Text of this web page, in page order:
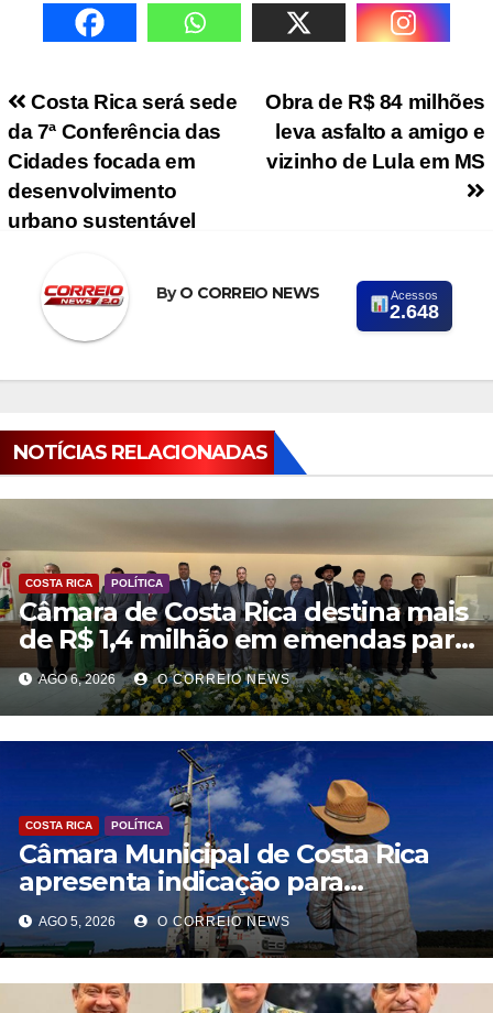
Navegação de PostObra de R$ 84 milhões
leva asfalto a amigo e
vizinho de Lula em MS
Costa Rica será sede
da 7ª Conferência das
Cidades focada em
desenvolvimento
urbano sustentável
ByO CORREIO NEWS Acessos
2.648
NOTÍCIAS RELACIONADAS
COSTA RICA POLÍTICA
Câmara de Costa Rica destina mais
de R$ 1,4 milhão em emendas para
investimentos em diversas áreas
AGO 6, 2026 O CORREIO NEWS
COSTA RICA POLÍTICA
Câmara Municipal de Costa Rica
apresenta indicação para
modernização da rede elétrica
rural
AGO 5, 2026 O CORREIO NEWS